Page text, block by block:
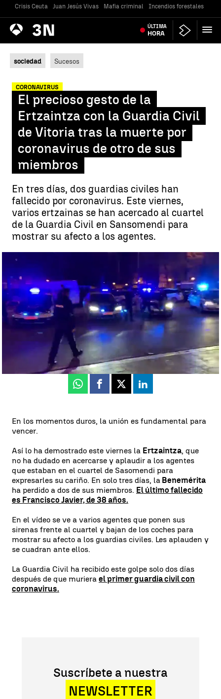
Crisis Ceuta Juan Jesús Vivas Mafia criminal Incendios forestales
Antena
3 Noticias ÚLTIMA
HORA
sociedad Sucesos
CORONAVIRUS
El precioso gesto de la
Ertzaintza con la Guardia Civil
de Vitoria tras la muerte por
coronavirus de otro de sus
miembros
En tres días, dos guardias civiles han
fallecido por coronavirus. Este viernes,
varios ertzainas se han acercado al cuartel
de la Guardia Civil en Sansomendi para
mostrar su afecto a los agentes.
El precioso gesto de la Ertzaintza con la Guardia Civil de Vitoria tras
la muerte por coronavirus de otro de sus miembros |
Antena 3
Noticias
Antena 3 Noticias
Actualizado: 20 de marzo de 2020, 23:05
Publicado: 20 de marzo de 2020, 22:59
Whatsapp
Facebook
X Linkedin
En los momentos duros, la unión es fundamental para
vencer.
Así lo ha demostrado este viernes la Ertzaintza, que
no ha dudado en acercarse y aplaudir a los agentes
que estaban en el cuartel de Sasomendi para
expresarles su cariño. En solo tres días, la Benemérita
ha perdido a dos de sus miembros. El último fallecido
es Francisco Javier, de 38 años.
En el vídeo se ve a varios agentes que ponen sus
sirenas frente al cuartel y bajan de los coches para
mostrar su afecto a los guardias civiles. Les aplauden y
se cuadran ante ellos.
La Guardia Civil ha recibido este golpe solo dos días
después de que muriera el primer guardia civil con
coronavirus.
Suscríbete a nuestra
NEWSLETTER